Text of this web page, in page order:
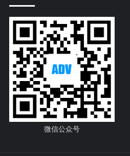
微信公众号